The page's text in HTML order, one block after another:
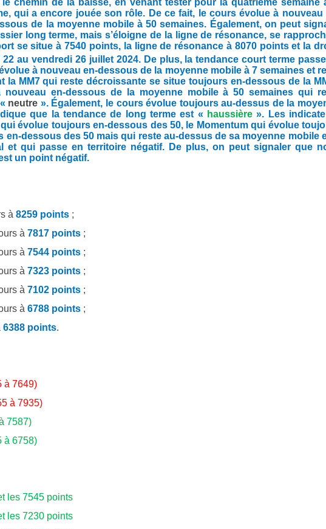
qui a encore jouée son rôle. De ce fait, le cours évolue à nouveau
de la moyenne mobile à 50 semaines. Également, on peut
long terme, mais s’éloigne de la ligne de résonance, se
se situe à 7540 points, la ligne de résonance à 8070 points et la
22 au vendredi 26 juillet 2024. De plus, la tendance court terme
à nouveau en-dessous de la moyenne mobile à 7 semaines et
MM7 qui reste décroissante se situe toujours en-dessous de la
en-dessous de la moyenne mobile à 50 semaines qui
neutre ». Également, le cours évolue toujours au-dessus de la
que la tendance de long terme est « haussière». Les
évolue toujours en-dessous des 50, le Momentum qui évolue
dessous des 50 mais qui reste au-dessus de sa moyenne mobile
et qui passe en territoire négatif. De plus, on peut signaler que
un point négatif.
à 8259 points ;
à 7817 points ;
à 7544 points ;
à 7323 points ;
à 7102 points ;
à 6788 points ;
6388 points.
à 7649)
à 7935)
7587)
à 6758)
les 7545 points
les 7230 points